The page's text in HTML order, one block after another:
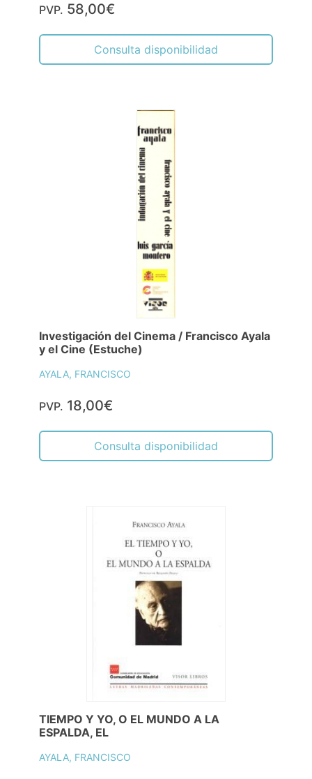
PVP. 58,00€
Consulta disponibilidad
Investigación del Cinema / Francisco Ayala
y el Cine (Estuche)
AYALA, FRANCISCO
PVP. 18,00€
Consulta disponibilidad
TIEMPO Y YO, O EL MUNDO A LA
ESPALDA, EL
AYALA, FRANCISCO